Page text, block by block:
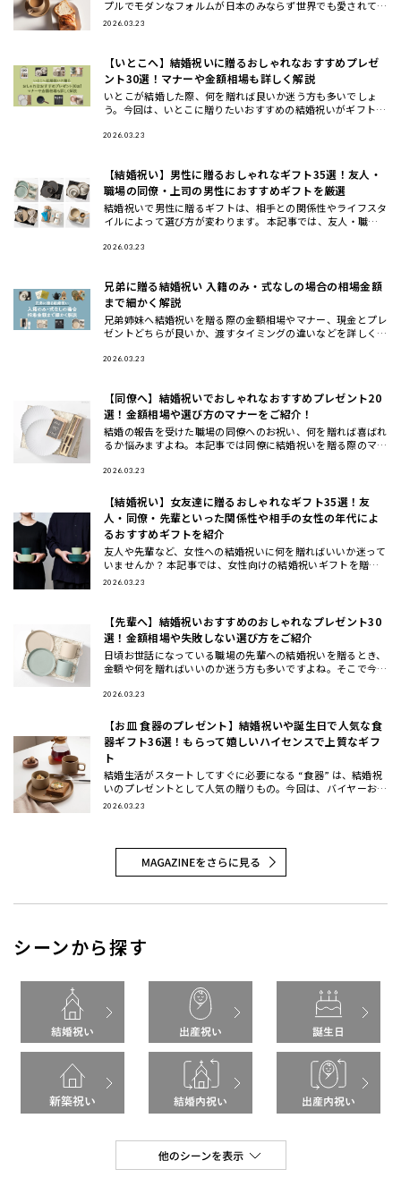
プルでモダンなフォルムが日本のみならず世界でも愛されてお
り今、注目のテーブルウェアブランド。今回は、波佐見焼の伝
2026.03.23
【いとこへ】結婚祝いに贈るおしゃれなおすすめプレゼ
ント30選！マナーや金額相場も詳しく解説
いとこが結婚した際、何を贈れば良いか迷う方も多いでしょ
う。今回は、いとこに贈りたいおすすめの結婚祝いがギフトの
す。おしゃれで洗
2026.03.23
【結婚祝い】男性に贈るおしゃれなギフト35選！友人・
職場の同僚・上司の男性におすすめギフトを厳選
結婚祝いで男性に贈るギフトは、相手との関係性やライフスタ
イルによって選び方が変わります。 本記事では、友人・職場
代・30代・4
2026.03.23
兄弟に贈る結婚祝い 入籍のみ・式なしの場合の相場金額
まで細かく解説
兄弟姉妹へ結婚祝いを贈る際の金額相場やマナー、現金とプレ
ゼントどちらが良いか、渡すタイミングの違いなどを詳しく解
いギフトの選
2026.03.23
【同僚へ】結婚祝いでおしゃれなおすすめプレゼント20
選！金額相場や選び方のマナーをご紹介！
結婚の報告を受けた職場の同僚へのお祝い、何を贈れば喜ばれ
るか悩みますよね。本記事では同僚に結婚祝いを贈る際のマナ
ゼント20選
2026.03.23
【結婚祝い】女友達に贈るおしゃれなギフト35選！友
人・同僚・先輩といった関係性や相手の女性の年代によ
るおすすめギフトを紹介
友人や先輩など、女性への結婚祝いに何を贈ればいいか迷って
いませんか？ 本記事では、女性向けの結婚祝いギフトを贈る
相手別（女友達・同僚・先輩/上司・後輩/部下）と、年代別
2026.03.23
【先輩へ】結婚祝いおすすめのおしゃれなプレゼント30
選！金額相場や失敗しない選び方をご紹介
日頃お世話になっている職場の先輩への結婚祝いを贈るとき、
金額や何を贈ればいいのか迷う方も多いですよね。そこで今回
などのマナー
2026.03.23
【お皿 食器のプレゼント】結婚祝いや誕生日で人気な食
器ギフト36選！もらって嬉しいハイセンスで上質なギフ
ト
結婚生活がスタートしてすぐに必要になる “食器” は、結婚祝
いのプレゼントとして人気の贈りもの。今回は、バイヤーおす
すめの食器ギフトをご紹介します。大切な方に喜んでもらえる
2026.03.23
シーンから探す